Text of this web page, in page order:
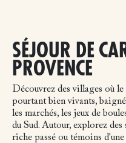
SÉJOUR DE
PROVENCE
Découvrez des villages où
pourtant bien vivants,
les marchés, les jeux de
du Sud. Autour, explorez
riche passé ou témoins